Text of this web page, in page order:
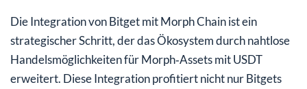
Die Integration von Bitget mit Morph Chain ist ein
strategischer Schritt, der das Ökosystem durch nahtlose
Handelsmöglichkeiten für Morph‑Assets mit USDT
erweitert. Diese Integration profitiert nicht nur Bitgets